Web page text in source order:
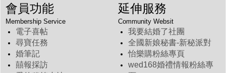
會員功能
Membership Service
電子喜帖
尋寶任務
婚筆記
囍報採訪
延伸服務
Community Websit
我要結婚了社團
全國新娘秘書-新秘派對
怡樂購粉絲專頁
wed168婚禮情報粉絲專